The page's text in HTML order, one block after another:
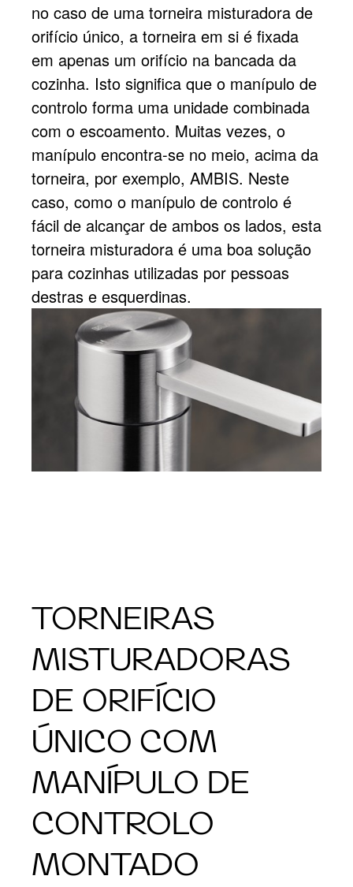
no caso de uma torneira misturadora de
orifício único, a torneira em si é fixada
em apenas um orifício na bancada da
cozinha. Isto significa que o manípulo de
controlo forma uma unidade combinada
com o escoamento. Muitas vezes, o
manípulo encontra-se no meio, acima da
torneira, por exemplo, AMBIS. Neste
caso, como o manípulo de controlo é
fácil de alcançar de ambos os lados, esta
torneira misturadora é uma boa solução
para cozinhas utilizadas por pessoas
destras e esquerdinas.
TORNEIRAS
MISTURADORAS
DE ORIFÍCIO
ÚNICO COM
MANÍPULO DE
CONTROLO
MONTADO